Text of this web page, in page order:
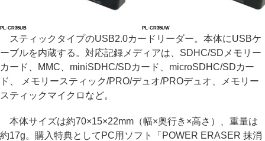
PL-CR35UB PL-CR35UW
スティックタイプのUSB2.0カードリーダー。本体にUSBケ
ーブルを内蔵する。対応記録メディアは、SDHC/SDメモリー
カード、MMC、miniSDHC/SDカード、microSDHC/SDカー
ド、 メモリースティック/PRO/デュオ/PROデュオ、メモリー
スティックマイクロなど。
本体サイズは約70×15×22mm（幅×奥行き×高さ）、重量は
約17g。購入特典としてPC用ソフト「POWER ERASER 抹消